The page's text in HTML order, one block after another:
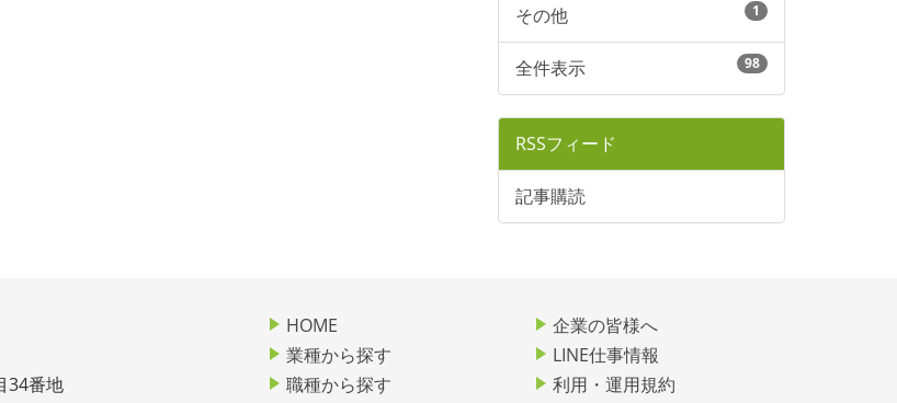
その他 1
全件表示 98
RSSフィード
記事購読
34番地
HOME
業種から探す
職種から探す
企業の皆様へ
LINE仕事情報
利用・運用規約